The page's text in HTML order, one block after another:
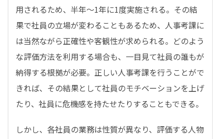
用されるため、半年～1年に1度実施される。その結
果で社員の立場が変わることもあるため、人事考課に
は当然ながら正確性や客観性が求められる。どのよう
な評価方法を利用する場合も、一目見て社員の誰もが
納得する根拠が必要。正しい人事考課を行うことがで
きれば、その結果として社員のモチベーションを上げ
たり、社員に危機感を持たせたりすることもできる。
しかし、各社員の業務は性質が異なり、評価する人物